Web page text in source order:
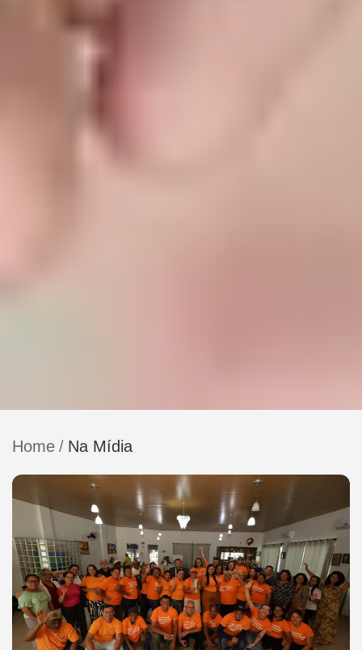
Home Na Mídia